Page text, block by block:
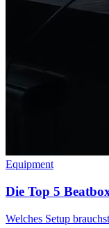
Equipment
Die Top 5
Welches Setup